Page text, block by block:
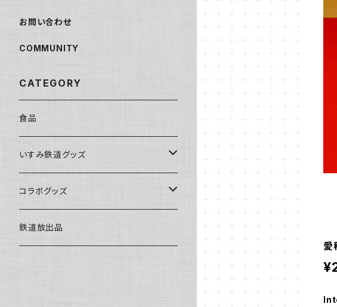
愛
お問い合わせ
COMMUNITY
CATEGORY
食品
いすみ鉄道グッズ
いすみ鉄道グッズ
キハグッズ
コラボグッズ
始発ちゃんグッズ
鉄道放出品